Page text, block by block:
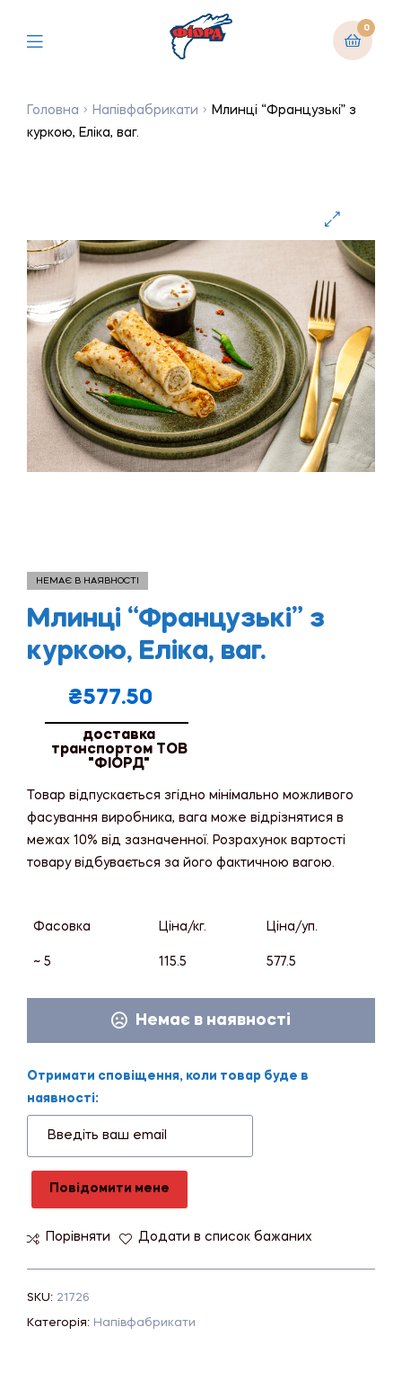
0
Головна Напівфабрикати
Млинці “Французькі” з
куркою, Еліка, ваг.
🔍
НЕМАЄ В НАЯВНОСТІ
Млинці “Французькі” з
куркою, Еліка, ваг.
₴577.50
доставка
транспортом ТОВ
"ФІОРД"
Товар відпускається згідно мінімально можливого
фасування виробника, вага може відрізнятися в
межах 10% від зазначенної. Розрахунок вартості
товару відбувається за його фактичною вагою.
Фасовка Ціна/кг. Ціна/уп.
~ 5 115.5 577.5
Немає в наявності
Отримати сповіщення, коли товар буде в
наявності:
Повідомити мене
Порівняти Додати в список бажаних
SKU: 21726
Категорія: Напівфабрикати